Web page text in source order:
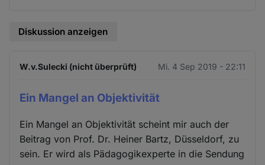
Diskussion anzeigen
W.v.Sulecki (nicht überprüft) Mi. 4 Sep 2019 - 22:11
Ein Mangel an Objektivität
Ein Mangel an Objektivität scheint mir auch der
Beitrag von Prof. Dr. Heiner Bartz, Düsseldorf, zu
sein. Er wird als Pädagogikexperte in die Sendung